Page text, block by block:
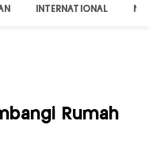
INTERNATIONAL
Rumah